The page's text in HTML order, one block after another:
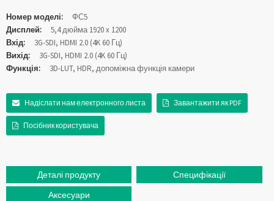
Номер моделі:
ФС5
Дисплей:
5,4 дюйма 1920 x 1200
Вхід:
3G-SDI, HDMI 2.0 (4K 60 Гц)
Вихід:
3G-SDI, HDMI 2.0 (4K 60 Гц)
Функція:
3D-LUT, HDR, допоміжна функція камери
Надіслати нам електронного листа Завантажити як PDF
Посібник користувача
Деталі продукту
Специфікації
Аксесуари